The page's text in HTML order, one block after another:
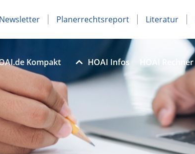
Newsletter Planerrechtsreport Literatur
Kompakt HOAI Infos HOAI Rechner